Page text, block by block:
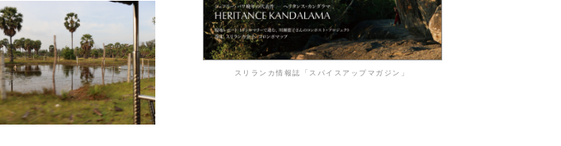
スリランカ情報誌「スパイスアップマガジン」